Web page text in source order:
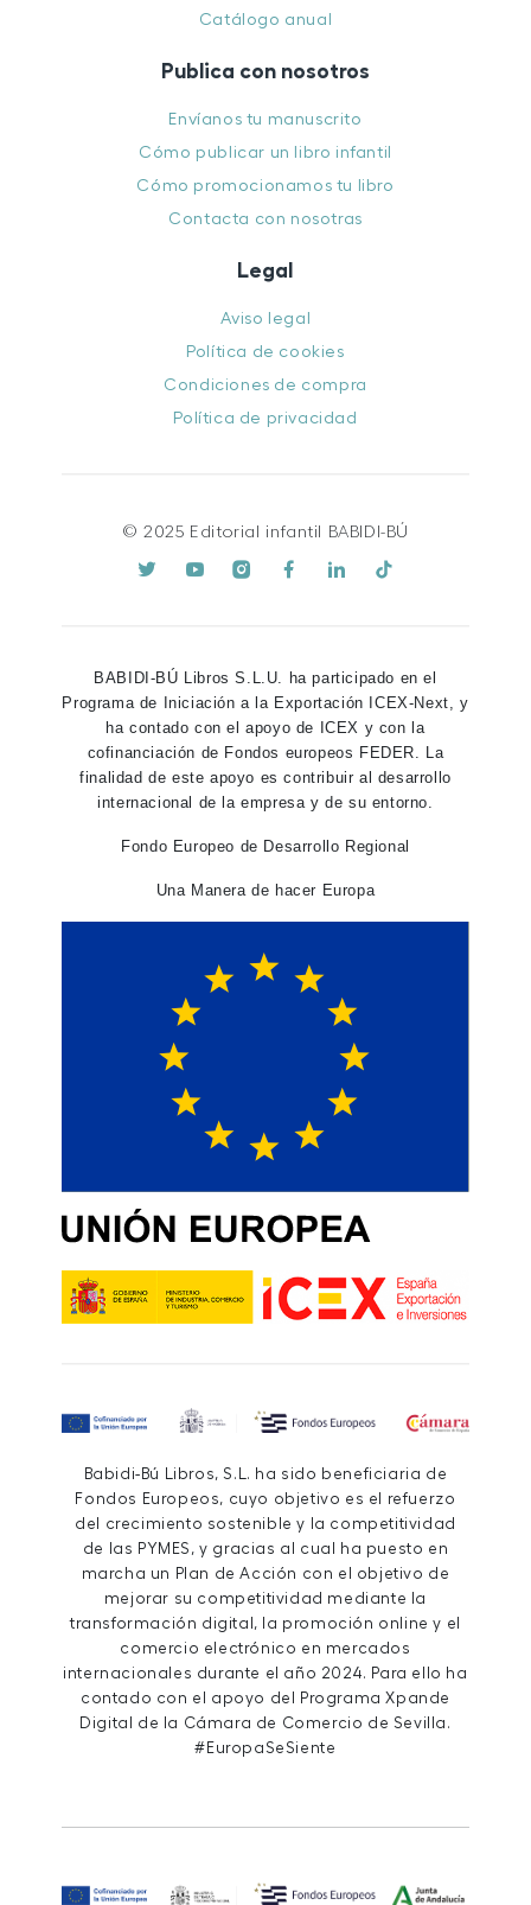
Catálogo anual
Publica con nosotros
Envíanos tu manuscrito
Cómo publicar un libro infantil
Cómo promocionamos tu libro
Contacta con nosotras
Legal
Aviso legal
Política de cookies
Condiciones de compra
Política de privacidad
© 2025 Editorial infantil BABIDI-BÚ
BABIDI-BÚ Libros S.L.U. ha participado en el
Programa de Iniciación a la Exportación ICEX-Next, y
ha contado con el apoyo de ICEX y con la
cofinanciación de Fondos europeos FEDER. La
finalidad de este apoyo es contribuir al desarrollo
internacional de la empresa y de su entorno.
Fondo Europeo de Desarrollo Regional
Una Manera de hacer Europa
Babidi-Bú Libros, S.L. ha sido beneficiaria de
Fondos Europeos, cuyo objetivo es el refuerzo
del crecimiento sostenible y la competitividad
de las PYMES, y gracias al cual ha puesto en
marcha un Plan de Acción con el objetivo de
mejorar su competitividad mediante la
transformación digital, la promoción online y el
comercio electrónico en mercados
internacionales durante el año 2024. Para ello ha
contado con el apoyo del Programa Xpande
Digital de la Cámara de Comercio de Sevilla.
#EuropaSeSiente